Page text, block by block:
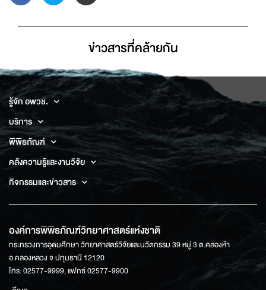
ข่าวสารที่่คล้ายกัน
รู้จัก อพวช.
บริการ
พิพิธภัณฑ์
คลังความรู้และงานวิจัย
กิจกรรมและข่าวสาร
องค์การพิพิธภัณฑ์วิทยาศาสตร์แห่งชาติ
กระทรวงการอุดมศึกษา วิทยาศาสตร์วิจัยและนวัตกรรม 39 หมู่ 3 ต.คลองห้า
อ.คลองหลวง จ.ปทุมธานี 12120
โทร: 02577-9999, แฟกซ์ 02577-9900